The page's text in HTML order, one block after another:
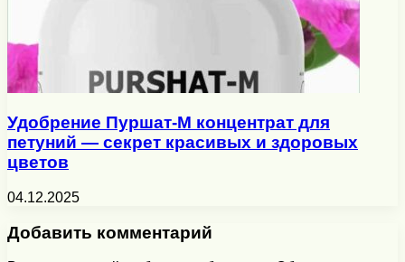
Удобрение Пуршат-М концентрат для
петуний — секрет красивых и здоровых
цветов
04.12.2025
Добавить комментарий